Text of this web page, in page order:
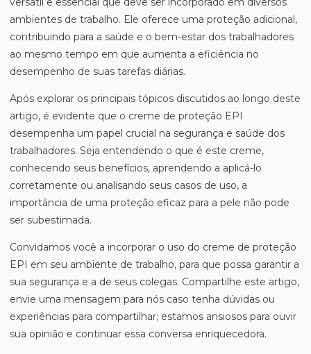
ambientes de trabalho. Ele oferece uma proteção adicional,
contribuindo para a saúde e o bem-estar dos trabalhadores
ao mesmo tempo em que aumenta a eficiência no
desempenho de suas tarefas diárias.
Após explorar os principais tópicos discutidos ao longo deste
artigo, é evidente que o creme de proteção EPI
desempenha um papel crucial na segurança e saúde dos
trabalhadores. Seja entendendo o que é este creme,
conhecendo seus benefícios, aprendendo a aplicá-lo
corretamente ou analisando seus casos de uso, a
importância de uma proteção eficaz para a pele não pode
ser subestimada.
Convidamos você a incorporar o uso do creme de proteção
EPI em seu ambiente de trabalho, para que possa garantir a
sua segurança e a de seus colegas. Compartilhe este artigo,
envie uma mensagem para nós caso tenha dúvidas ou
experiências para compartilhar; estamos ansiosos para ouvir
sua opinião e continuar essa conversa enriquecedora.